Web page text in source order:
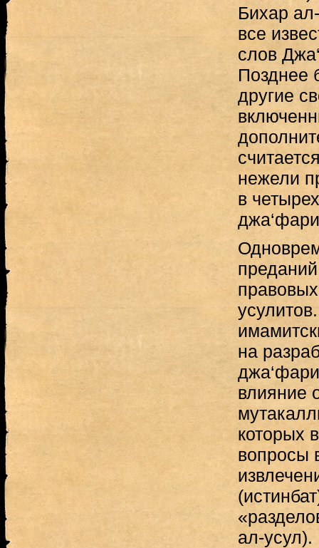
Бихар
все
слов
Позднее
другие
нежели
в
на
влияние
которых
вопросы
ал-усул).